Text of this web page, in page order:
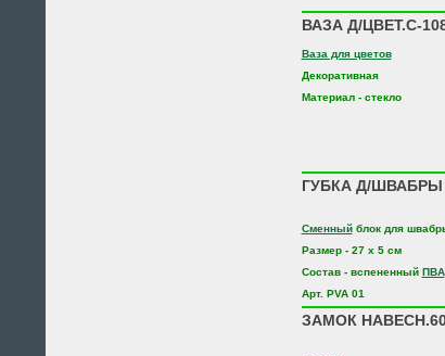
ВАЗА Д/ЦВЕТ.С-
Ваза для цветов
Декоративная
Материал - стекло
ГУБКА Д/ШВАБРЫ
Сменныйблок для
Размер - 27 х 5 см
Состав - вспененный ПВА
Арт. PVA 01
ЗАМОК